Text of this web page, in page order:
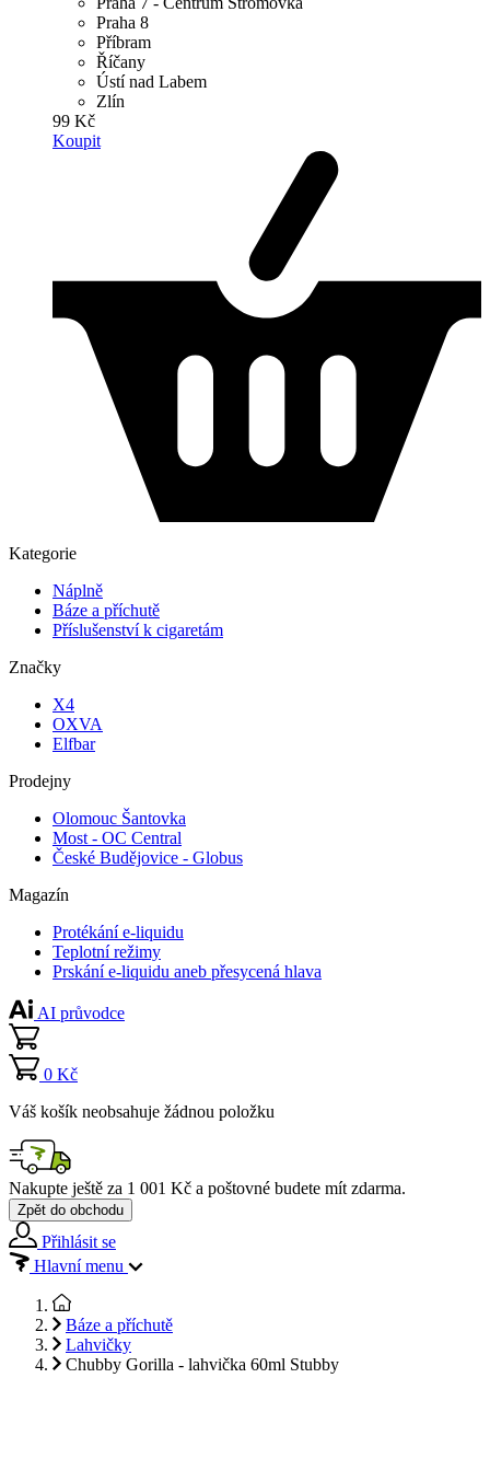
Praha 8
Příbram
Říčany
Ústí nad Labem
Zlín
99 Kč
Koupit
Kategorie
Náplně
Báze a příchutě
Příslušenství k cigaretám
Značky
X4
OXVA
Elfbar
Prodejny
Olomouc Šantovka
Most - OC Central
České Budějovice - Globus
Magazín
Protékání e-liquidu
Teplotní režimy
Prskání e-liquidu aneb přesycená hlava
AI průvodce
0 Kč
Váš košík neobsahuje žádnou položku
Nakupte ještě za 1 001 Kč a poštovné budete mít zdarma.
Zpět do obchodu
Přihlásit se
Hlavní menu
Báze a příchutě
Lahvičky
Chubby Gorilla - lahvička 60ml Stubby